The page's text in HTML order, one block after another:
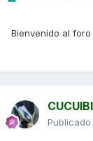
Bienvenido al foro
Publicado